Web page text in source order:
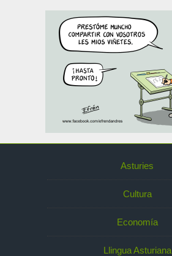
Asturies
Cultura
Economía
Llingua Asturiana